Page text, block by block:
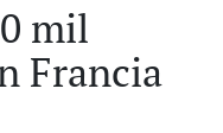
mil
Francia